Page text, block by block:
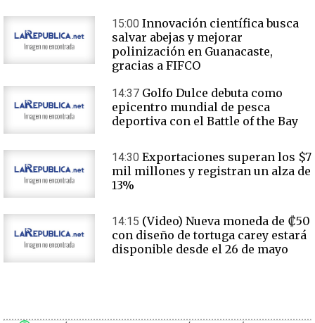
15:00 Innovación científica busca
salvar abejas y mejorar
polinización en Guanacaste,
gracias a FIFCO
14:37 Golfo Dulce debuta como
epicentro mundial de pesca
deportiva con el Battle of the Bay
14:30 Exportaciones superan los $7
mil millones y registran un alza de
13%
14:15 (Video) Nueva moneda de ₡50
con diseño de tortuga carey estará
disponible desde el 26 de mayo